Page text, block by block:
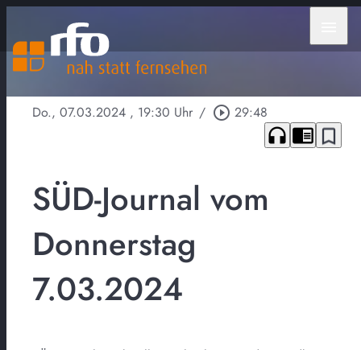
Do., 07.03.2024 , 19:30 Uhr / play_circle_outline 29:48
headphones chrome_reader_mode bookmark_border
SÜD-Journal vom
Donnerstag
7.03.2024